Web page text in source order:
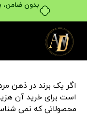
بدون ضامن،
اگر یک برند در ذهن
است برای خرید آن
محصولاتی که نمی